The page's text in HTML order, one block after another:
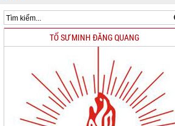
TỔ SƯ MINH ĐĂNG QUANG